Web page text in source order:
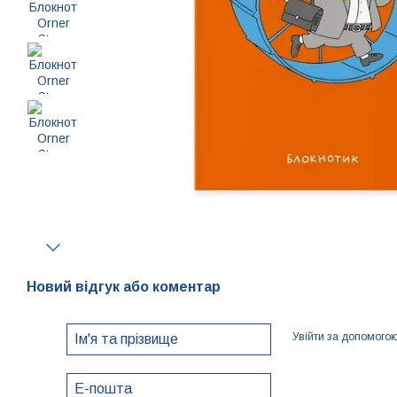
Новий відгук або коментар
Увійти за